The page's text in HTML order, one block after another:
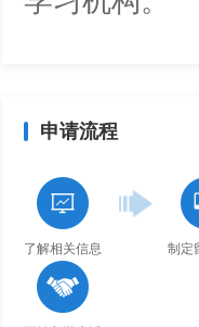
申请流程
了解相关信息 制定